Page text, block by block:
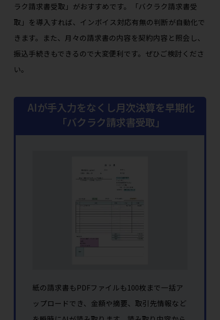
ラク請求書受取」がおすすめです。「バクラク請求書受
取」を導入すれば、インボイス対応有無の判断が自動化で
きます。また、月々の請求書の内容を契約内容と照会し、
振込手続きもできるので大変便利です。ぜひご検討くださ
い。
AIが手入力をなくし月次決算を早期化
「バクラク請求書受取」
紙の請求書もPDFファイルも100枚まで一括ア
ップロードでき、金額や摘要、取引先情報など